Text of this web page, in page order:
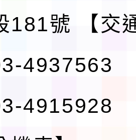
181號
【交
4937563
4915928